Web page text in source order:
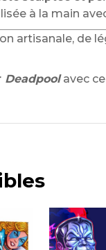
à la main
artisanale, de
Deadpoolavec ce